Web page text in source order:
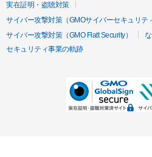
実在証明・盗聴対策
サイバー攻撃対策（GMOサイバーセキュリテ
サイバー攻撃対策（GMO Flatt Security）
セキュリティ事業の軌跡